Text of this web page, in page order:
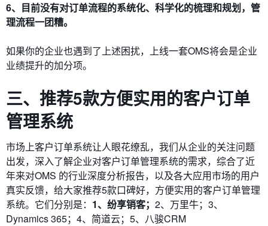
6、目前没有对订单流程的系统化、科学化的梳理和规划，管
理流程一团糟。
如果你的企业也遇到了上述困扰，上线一套OMS将会是企业
业绩提升的加分项。
三、推荐5款方便实用的客户订单
管理系统
市场上客户订单系统让人眼花缭乱，我们从企业的关注问题
出发，深入了解企业对客户订单管理系统的需求，综合了近
年来对OMS 的行业深度分析报告，以及各大应用市场的用户
真实反馈，给大家推荐5款口碑好，方便实用的客户订单管理
系统。它们分别是： 1、纷享销客； 2、 万里牛；3、
Dynamics 365；4、简道云；5、 八骏CRM